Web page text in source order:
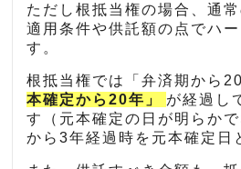
ただし根抵当権の場合、通
適用条件や供託額の点でハ
す。
根抵当権では「弁済期から
本確定から20年」
が経過し
す（元本確定の日が明らか
から3年経過時を元本確定日